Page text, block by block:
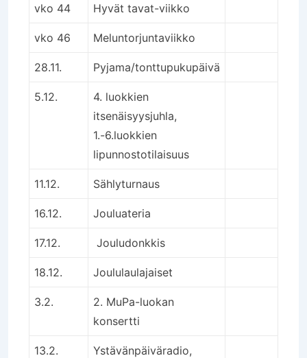
vko 44 Hyvät tavat-viikko
vko 46 Meluntorjuntaviikko
28.11. Pyjama/tonttupukupäivä
5.12.
4. luokkien
itsenäisyysjuhla,
1.-6.luokkien
lipunnostotilaisuus
11.12. Sählyturnaus
16.12. Jouluateria
17.12. Jouludonkkis
18.12. Joululaulajaiset
3.2.
2. MuPa-luokan
konsertti
13.2.
Ystävänpäiväradio,